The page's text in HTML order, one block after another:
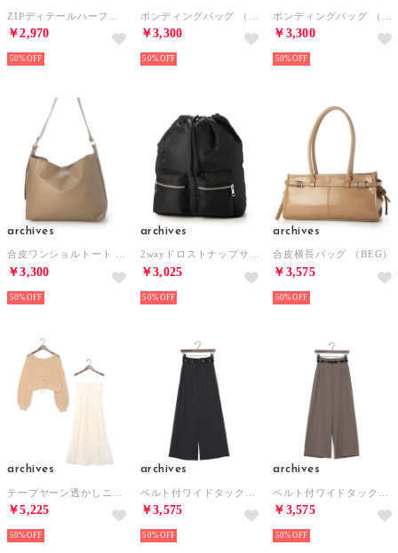
￥2,970
50%
￥3,300
50%
￥3,300
50%
archives
合皮ワンショルトート （GRG）
￥3,300
50%
archives
2wayドロストナップサック （BLK）
￥3,025
50%
archives
合皮横長バッグ （BEG）
￥3,575
50%
archives
￥5,225
50%
archives
￥3,575
50%
archives
￥3,575
50%